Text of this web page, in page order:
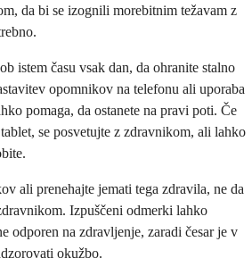
da bi se izognili morebitnim težavam z
istem času vsak dan, da ohranite stalno
opomnikov na telefonu ali uporaba
pomaga, da ostanete na pravi poti. Če
se posvetujte z zdravnikom, ali lahko
ali prenehajte jemati tega zdravila, ne da
Izpuščeni odmerki lahko
odporen na zdravljenje, zaradi česar je v
okužbo.